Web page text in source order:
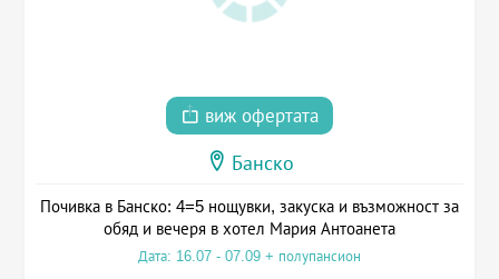
виж офертата
Банско
Почивка в Банско: 4=5 нощувки, закуска и възможност за
обяд и вечеря в хотел Мария Антоанета
Дата: 16.07 - 07.09 + полупансион